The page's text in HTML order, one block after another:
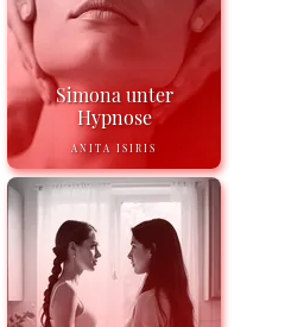
Simona unter
Hypnose
ANITA ISIRIS